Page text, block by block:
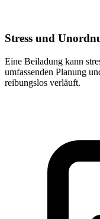
Stress und
Eine Beiladung kann
umfassenden Planung
reibungslos verläuft.